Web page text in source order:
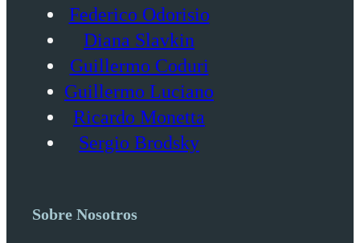
Federico Odorisio
Diana Slavkin
Guillermo Coduri
Guillermo Luciano
Ricardo Monetta
Sergio Brodsky
Sobre Nosotros